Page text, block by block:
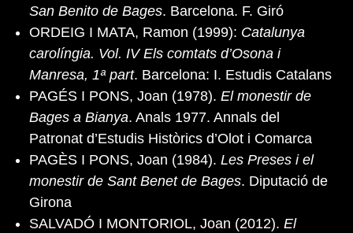
San Benito de Bages. Barcelona. F. Giró
ORDEIG I MATA, Ramon (1999): Catalunya
carolíngia. Vol. IV Els comtats d’Osona i
Manresa, 1ª part. Barcelona: I. Estudis Catalans
PAGÉS I PONS, Joan (1978). El monestir de
Bages a Bianya. Anals 1977. Annals del
Patronat d’Estudis Històrics d’Olot i Comarca
PAGÈS I PONS, Joan (1984). Les Preses i el
monestir de Sant Benet de Bages. Diputació de
Girona
SALVADÓ I MONTORIOL, Joan (2012). El